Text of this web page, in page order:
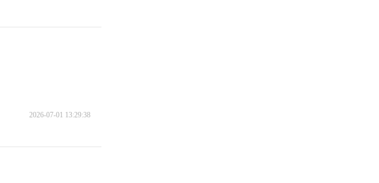
2026-07-01 13:29:38